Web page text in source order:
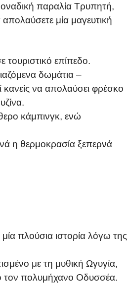
παραλία Τρυπητή,
μία μαγευτική
τουριστικό επίπεδο.
δωμάτια –
κανείς να απολαύσει φρέσκο
κάμπινγκ, ενώ
η θερμοκρασία ξεπερνά
πλούσια ιστορία λόγω της
με τη μυθική Ωγυγία,
πολυμήχανο Οδυσσέα.